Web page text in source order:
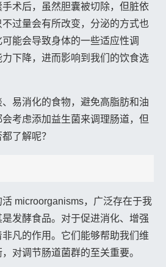
术后，虽然胆囊被切除，但脏依
过量会有所改变，分泌的方式也
能会导致身体的一些适应性调
下降，进而影响到我们的饮食选
易消化的食物，避免高脂肪和油
考虑添加益生菌来调理肠道，但
了解呢？
microorganisms，广泛存在于我
发酵食品。对于促进消化、增强
凡的作用。它们能够帮助我们维
对调节肠道菌群的至关重要。